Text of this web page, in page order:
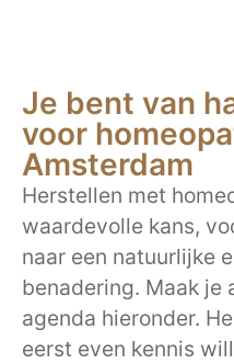
Je bent van
voor
Amsterdam
Herstellen met
waardevolle kans,
naar een natuurlijke
benadering. Maak je
agenda hieronder.
eerst even kennis